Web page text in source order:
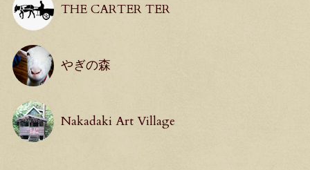
THE CARTER TER
やぎの森
Nakadaki Art Village